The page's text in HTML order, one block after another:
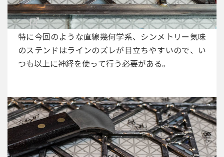
特に今回のような直線幾何学系、シンメトリー気味
のステンドはラインのズレが目立ちやすいので、い
つも以上に神経を使って行う必要がある。